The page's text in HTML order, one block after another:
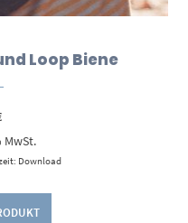
Loop Biene
Download